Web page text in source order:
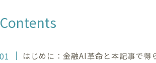
Contents
はじめに：金融AI革命と本記事で得